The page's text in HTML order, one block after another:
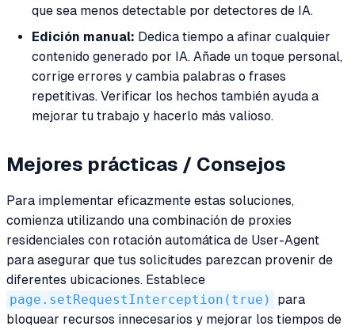
que sea menos detectable por detectores de IA.
Edición manual: Dedica tiempo a afinar cualquier
contenido generado por IA. Añade un toque personal,
corrige errores y cambia palabras o frases
repetitivas. Verificar los hechos también ayuda a
mejorar tu trabajo y hacerlo más valioso.
Mejores prácticas / Consejos
Para implementar eficazmente estas soluciones,
comienza utilizando una combinación de proxies
residenciales con rotación automática de User-Agent
para asegurar que tus solicitudes parezcan provenir de
diferentes ubicaciones. Establece
page.setRequestInterception(true)
para
bloquear recursos innecesarios y mejorar los tiempos de